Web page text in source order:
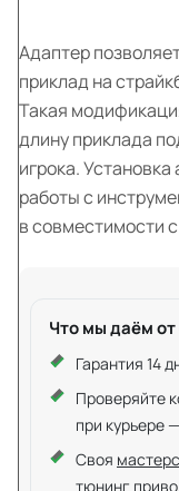
Адаптер
приклад на
Такая
длину приклада
игрока.
работы с
в совместимости
Что мы даём от
Гарантия 14
Проверяйте
при курьере
Своя
тюнинг